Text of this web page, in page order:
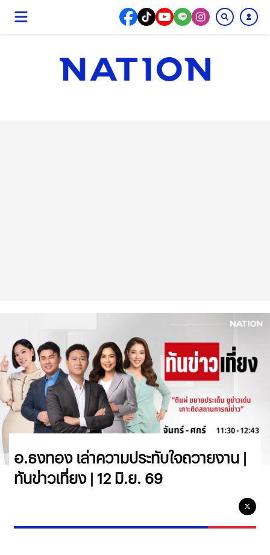
อ.ธงทอง เล่าความประทับใจถวายงาน |
ทันข่าวเที่ยง | 12 มิ.ย. 69